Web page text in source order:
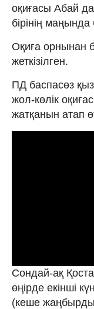
оқиғасы Абай
бірінің маңында
Оқиға орнынан
жеткізілген.
ПД баспасөз
жол-көлік
жатқанын атап
Сондай-ақ
өңірде екінші
(кеше